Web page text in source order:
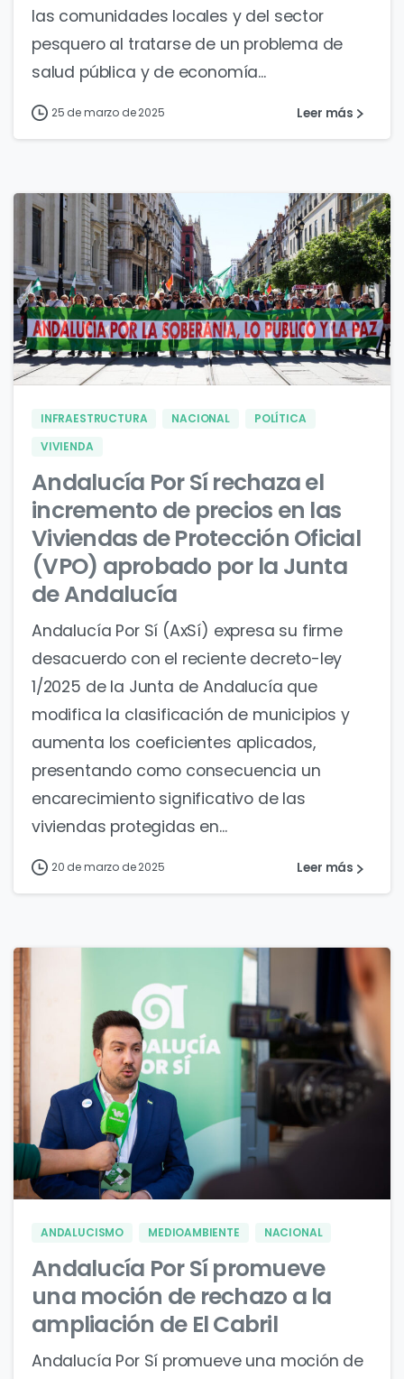
las comunidades locales y del sector
pesquero al tratarse de un problema de
salud pública y de economía...
25 de marzo de 2025 Leer más
0 0
INFRAESTRUCTURA NACIONAL
POLÍTICA
VIVIENDA
Andalucía Por Sí rechaza el
incremento de precios en las
Viviendas de Protección Oficial
(VPO) aprobado por la Junta
de Andalucía
Andalucía Por Sí (AxSí) expresa su firme
desacuerdo con el reciente decreto-ley
1/2025 de la Junta de Andalucía que
modifica la clasificación de municipios y
aumenta los coeficientes aplicados,
presentando como consecuencia un
encarecimiento significativo de las
viviendas protegidas en...
20 de marzo de 2025 Leer más
ANDALUCISMO MEDIOAMBIENTE NACIONAL
Andalucía Por Sí promueve
una moción de rechazo a la
ampliación de El Cabril
Andalucía Por Sí promueve una moción de